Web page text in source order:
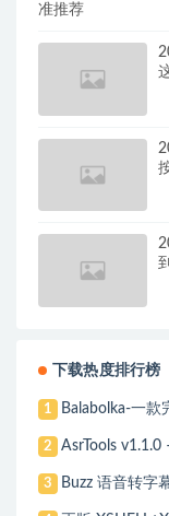
准推荐
下载热度排行榜
1 Balabolka-一
2 AsrTools
3 Buzz 语音转字